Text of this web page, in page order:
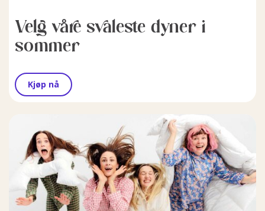
Velg våre svaleste dyner i
sommer
Kjøp nå